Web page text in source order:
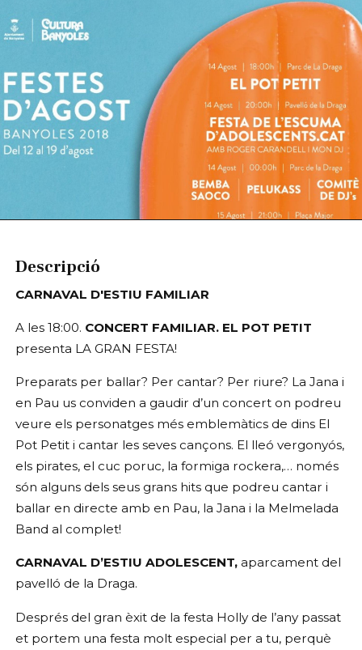
Descripció
CARNAVAL D'ESTIU FAMILIAR
A les 18:00. CONCERT FAMILIAR. EL POT PETIT
presenta LA GRAN FESTA!
Preparats per ballar? Per cantar? Per riure? La Jana i
en Pau us conviden a gaudir d’un concert on podreu
veure els personatges més emblemàtics de dins El
Pot Petit i cantar les seves cançons. El lleó vergonyós,
els pirates, el cuc poruc, la formiga rockera,… només
són alguns dels seus grans hits que podreu cantar i
ballar en directe amb en Pau, la Jana i la Melmelada
Band al complet!
CARNAVAL D’ESTIU ADOLESCENT, aparcament del
pavelló de la Draga.
Després del gran èxit de la festa Holly de l’any passat
et portem una festa molt especial per a tu, perquè